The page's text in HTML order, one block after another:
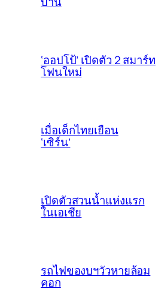
‘ออปโป้’ เปิดตัว 2 สมาร์ท
โฟนใหม่
เมื่อเด็กไทยเยือน
‘เซิร์น’
เปิดตัวสวนน้ำแห่งแรก
ในเอเชีย
รถไฟของบฯวัวหายล้อม
คอก